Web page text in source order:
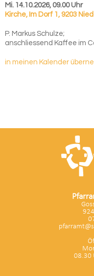
Mi. 14.10.2026, 09.00 Uhr
Kirche, Im Dorf 1, 9203
P. Markus Schulze;
anschliessend Kaffee im
in meinen Kalender
08.30